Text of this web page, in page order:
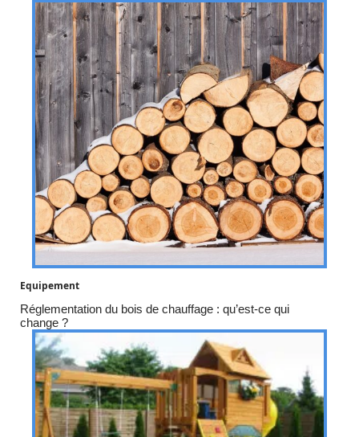
Equipement
Réglementation du bois de chauffage : qu’est-ce qui
change ?